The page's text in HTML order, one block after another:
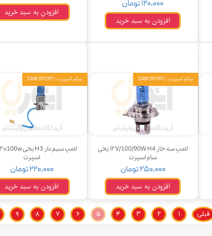
۱۲۰,۰۰۰ تومان
افزودن به سبد خرید
افزودن به سبد خرید
لامپ سه خار ۱۲V/100/90W H4 یخی
سام اسپرت
۲۵۰,۰۰۰ تومان
افزودن به سبد خرید
سام اسپرت | SAM SPORT
اسپرت
۲۲۰,۰۰۰ تومان
افزودن به سبد خرید
سام اسپرت | SAM SPORT
قبلی ۱ ۲ ۳ ۴ ۵ ۶ ۷ ۸ ۹